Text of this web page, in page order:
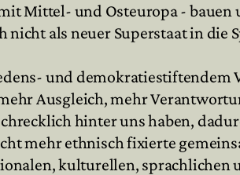
Mittel- und Osteuropa -
als neuer Superstaat in die
und demokratiestiftendem
Ausgleich, mehr
hinter uns haben,
mehr ethnisch fixierte
kulturellen,